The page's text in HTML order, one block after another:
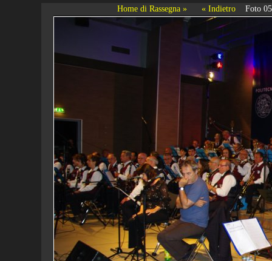
Home di Rassegna » « Indietro Foto